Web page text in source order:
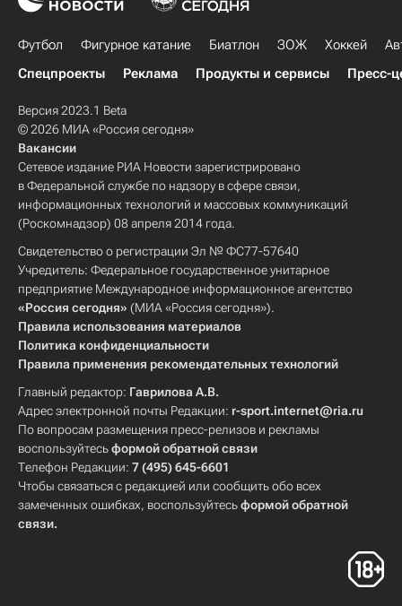
Футбол Фигурное катание Биатлон ЗОЖ Хоккей
Спецпроекты
Реклама Продукты и сервисы Пресс-
Версия 2023.1 Beta
© 2026 МИА «Россия сегодня»
Вакансии
Сетевое издание РИА Новости зарегистрировано
в Федеральной службе по надзору в сфере связи,
информационных технологий и массовых коммуникаций
(Роскомнадзор) 08 апреля 2014 года.
Свидетельство о регистрации Эл № ФС77-57640
Учредитель: Федеральное государственное унитарное
предприятие Международное информационное агентство
«Россия сегодня» (МИА «Россия сегодня»).
Правила использования материалов
Политика конфиденциальности
Правила применения рекомендательных технологий
Главный редактор: Гаврилова А.В.
Адрес электронной почты Редакции: r-sport.internet@ria.ru
По вопросам размещения пресс-релизов и рекламы
воспользуйтесьформой обратной связи
Телефон Редакции: 7 (495) 645-6601
Чтобы связаться с редакцией или сообщить обо всех
замеченных ошибках, воспользуйтесьформой обратной
связи.